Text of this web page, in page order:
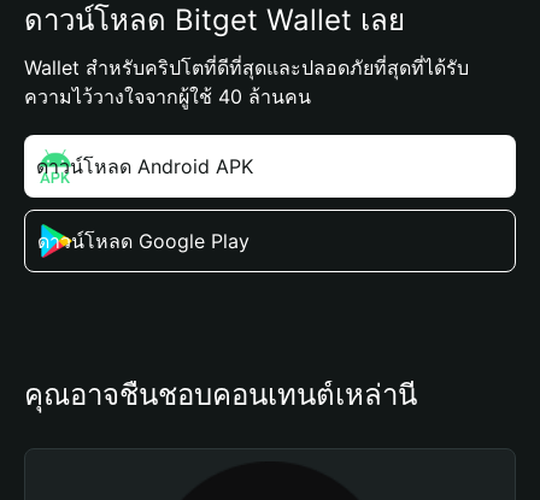
ดาวน์โหลด Bitget Wallet เลย
Wallet สำหรับคริปโตที่ดีที่สุดและปลอดภัยที่สุดที่ได้รับ
ความไว้วางใจจากผู้ใช้ 40 ล้านคน
ดาวน์โหลด Android APK
ดาวน์โหลด Google Play
คุณอาจชื่นชอบคอนเทนต์เหล่านี้